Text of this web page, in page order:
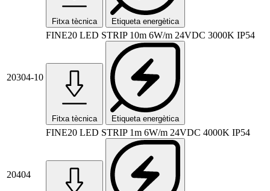
Fitxa tècnica Etiqueta energètica
20304-10
FINE20 LED STRIP 10m 6W/m 24VDC 3000K IP54
Fitxa tècnica Etiqueta energètica
20404
FINE20 LED STRIP 1m 6W/m 24VDC 4000K IP54